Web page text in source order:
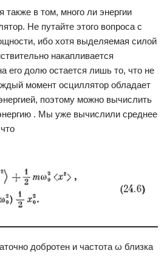
также в том, много ли энергии
Не путайте этого вопроса с
ибо хотя выделяемая силой
накапливается
его долю остается лишь то, что не
момент осциллятор обладает
поэтому можно вычислить
. Мы уже вычислили среднее
добротен и частота ω близка